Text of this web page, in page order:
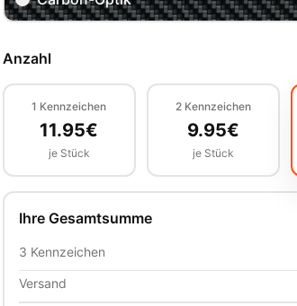
Anzahl
1 Kennzeichen
11.95€
je Stück
2 Kennzeichen
9.95€
je Stück
Ihre Gesamtsumme
3 Kennzeichen
Versand